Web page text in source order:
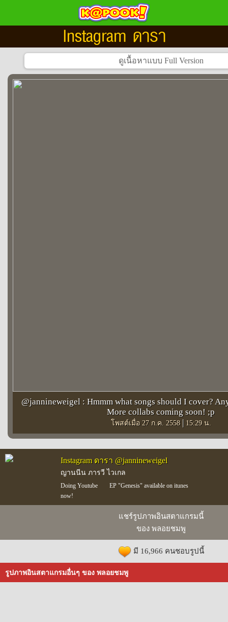
Instagram ดารา
@jannineweigel : Hmmm what songs should I cover?
More collabs coming soon! ;p
โพสต์เมื่อ 27 ก.ค. 2558 | 15:29 น.
Instagram ดารา @jannineweigel
ญานนีน ภารวี ไวเกล
Doing Youtube
️ EP "Genesis" available on itunes
now!
แชร์รูปภาพอินสตาแกรมนี้
ของ พลอยชมพู
มี 16,966 คนชอบรูปนี้
รูปภาพอินสตาแกรมอื่นๆ ของ พลอยชมพู